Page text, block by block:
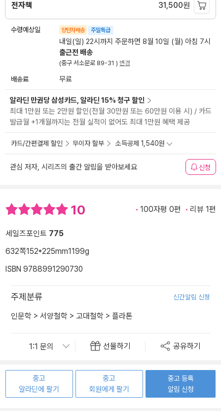
전자책 31,500원
수령예상일 양탄자배송 주말특급
내일(일) 22시까지 주문하면 8월 10일 (월) 아침 7시
출근전 배송
(중구 서소문로 89-31 ) 변경
배송료 무료
알라딘 만권당 삼성카드, 알라딘 15% 청구 할인
최대 1만원 또는 2만원 할인(전월 30만원 또는 60만원 이용 시) / 카드
발급월 +1개월까지는 전월 실적이 없어도 최대 1만원 혜택 제공
카드/간편결제 할인 무이자 할부 소득공제 1,540원
관심 저자, 시리즈의 출간 알림을 받아보세요 신청
10 100자평 0편 리뷰 1편
세일즈포인트 775
632쪽152*225mm1199g
ISBN 9788991290730
주제분류 신간알림 신청
인문학 > 서양철학 > 고대철학 > 플라톤
선물하기 공유하기
중고
알라딘에 팔기
중고
회원에게 팔기
중고 등록
알림 신청